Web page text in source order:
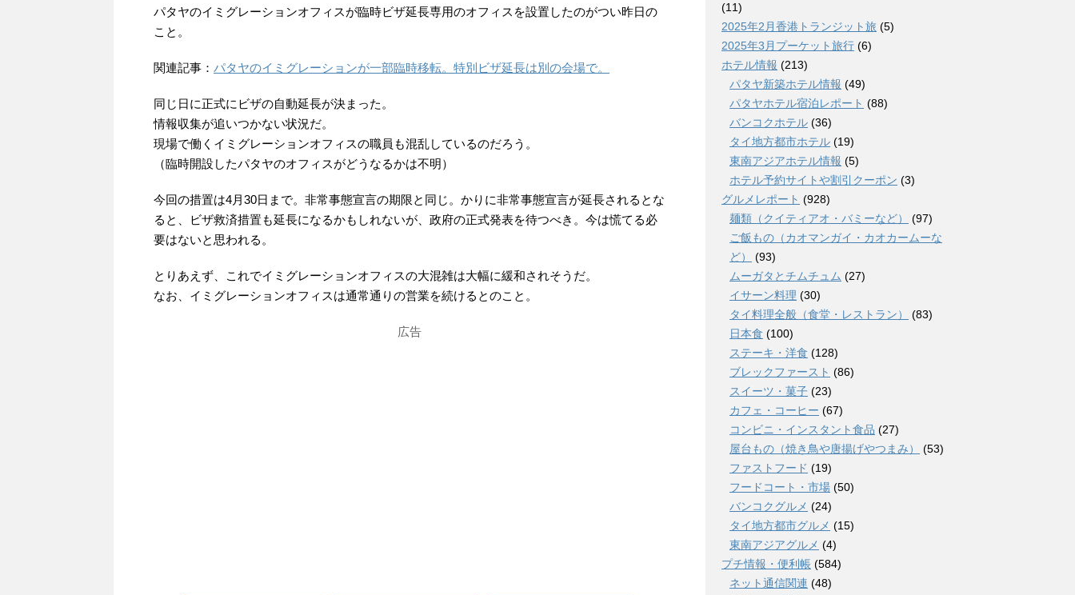
パタヤのイミグレーションオフィスが臨時ビザ延長専用のオフィスを設置したのがつい昨日の
こと。
関連記事： パタヤのイミグレーションが一部臨時移転。特別ビザ延長は別の会場で。
同じ日に正式にビザの自動延長が決まった。
情報収集が追いつかない状況だ。
現場で働くイミグレーションオフィスの職員も混乱しているのだろう。
（臨時開設したパタヤのオフィスがどうなるかは不明）
今回の措置は4月30日まで。非常事態宣言の期限と同じ。かりに非常事態宣言が延長されるとな
ると、ビザ救済措置も延長になるかもしれないが、政府の正式発表を待つべき。今は慌てる必
要はないと思われる。
とりあえず、これでイミグレーションオフィスの大混雑は大幅に緩和されそうだ。
なお、イミグレーションオフィスは通常通りの営業を続けるとのこと。
広告
(11)
2025年2月香港トランジット旅 (5)
2025年3月プーケット旅行 (6)
ホテル情報 (213)
パタヤ新築ホテル情報 (49)
パタヤホテル宿泊レポート (88)
バンコクホテル (36)
タイ地方都市ホテル (19)
東南アジアホテル情報 (5)
ホテル予約サイトや割引クーポン (3)
グルメレポート (928)
麺類（クイティアオ・バミーなど）
(97)
ご飯もの（カオマンガイ・カオカームーな
ど）
(93)
ムーガタとチムチュム (27)
イサーン料理 (30)
タイ料理全般（食堂・レストラン）
(83)
日本食 (100)
ステーキ・洋食 (128)
ブレックファースト (86)
スイーツ・菓子 (23)
カフェ・コーヒー (67)
コンビニ・インスタント食品 (27)
屋台もの（焼き鳥や唐揚げやつまみ）
(53)
ファストフード (19)
フードコート・市場 (50)
バンコクグルメ (24)
タイ地方都市グルメ (15)
東南アジアグルメ (4)
プチ情報・便利帳 (584)
ネット通信関連 (48)